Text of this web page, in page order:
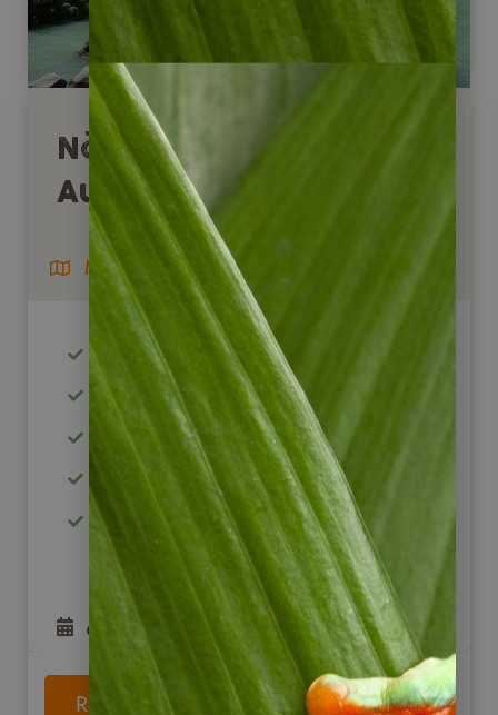
Nördliche Carretera
Austral
Mietwagenreise
ab Puerto Montt / bis Balmaceda
ab 2 Personen buchbar
traumhafte Seen inkl. Fährfahrt
Wandermöglichkeiten in Nationlparks
feuchte, immergrüne Wälder abseits
der üblichen Wege
6 Tage ab1.655€
Reise anschauen